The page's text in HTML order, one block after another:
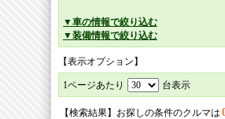
▼車の情報で絞り込む
▼装備情報で絞り込む
【表示オプション】
1ページあたり 台表示
【検索結果】お探しの条件のクルマは